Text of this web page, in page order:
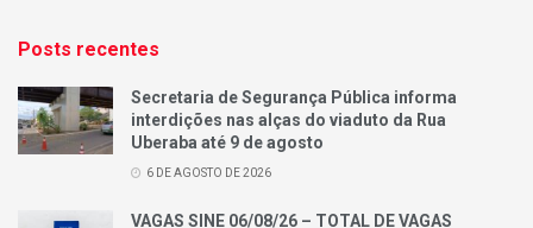
Posts recentes
Secretaria de Segurança Pública informa
interdições nas alças do viaduto da Rua
Uberaba até 9 de agosto
6 DE AGOSTO DE 2026
VAGAS SINE 06/08/26 – TOTAL DE VAGAS